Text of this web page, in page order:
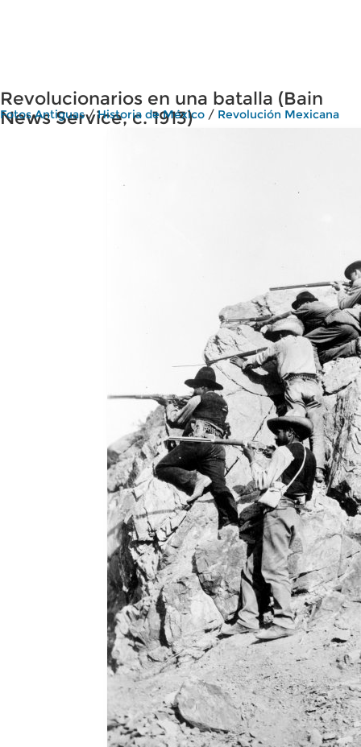
Revolucionarios en una batalla (Bain
News Service, c. 1913)
Fotos Antiguas/Historia de México / Revolución Mexicana